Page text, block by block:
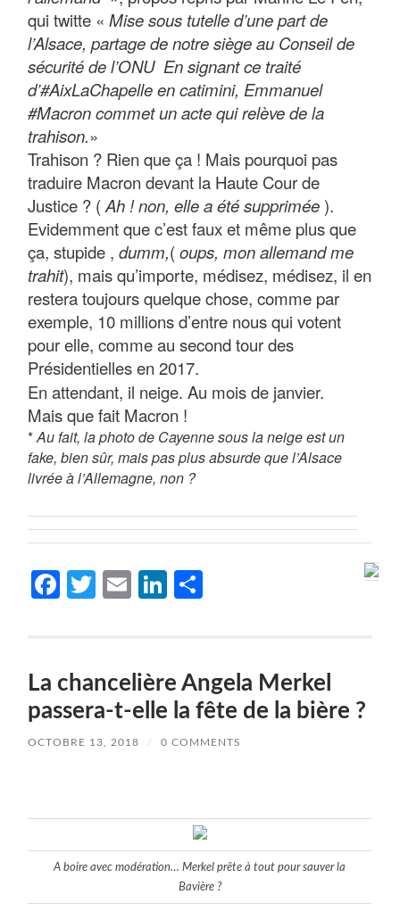
qui twitte «Mise sous tutelle d’une part de
l’Alsace, partage de notre siège au Conseil de
sécurité de l’ONU En signant ce traité
d’#AixLaChapelle en catimini, Emmanuel
#Macron commet un acte qui relève de la
trahison.»
Trahison ? Rien que ça ! Mais pourquoi pas
traduire Macron devant la Haute Cour de
Justice ? (Ah ! non, elle a été supprimée ).
Evidemment que c’est faux et même plus que
ça, stupide ,dumm,(oups, mon allemand me
trahit), mais qu’importe, médisez, médisez, il en
restera toujours quelque chose, comme par
exemple, 10 millions d’entre nous qui votent
pour elle, comme au second tour des
Présidentielles en 2017.
En attendant, il neige. Au mois de janvier.
Mais que fait Macron !
*Au fait, la photo de Cayenne sous la neige est un
fake, bien sûr, mais pas plus absurde que l’Alsace
livrée à l’Allemagne, non ?
Facebook
Twitter
EmailLinkedIn
La chancelière Angela Merkel
passera-t-elle la fête de la bière ?
OCTOBRE 13, 2018 / 0 COMMENTS
A boire avec modération… Merkel prête à tout pour sauver la
Bavière ?